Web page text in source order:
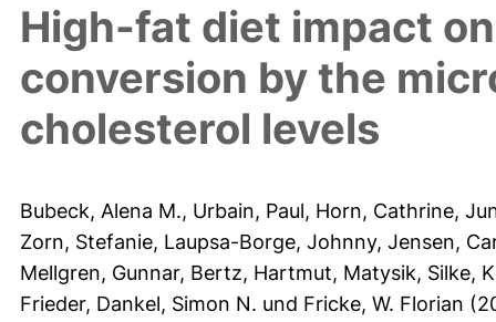
High-fat diet impact
conversion by the
cholesterol levels
Bubeck, Alena M., Urbain, Paul, Horn, Cathrine,
Zorn, Stefanie, Laupsa-Borge, Johnny, Jensen,
Mellgren, Gunnar, Bertz, Hartmut, Matysik, Silke,
Frieder, Dankel, Simon N. und Fricke, W. Florian